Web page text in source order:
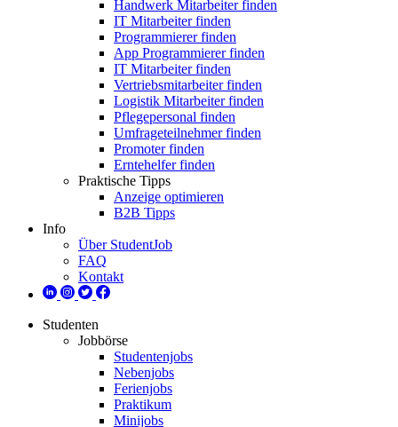
Handwerk Mitarbeiter finden
IT Mitarbeiter finden
Programmierer finden
App Programmierer finden
IT Mitarbeiter finden
Vertriebsmitarbeiter finden
Logistik Mitarbeiter finden
Pflegepersonal finden
Umfrageteilnehmer finden
Promoter finden
Erntehelfer finden
Praktische Tipps
Anzeige optimieren
B2B Tipps
Info
Über StudentJob
FAQ
Kontakt
Studenten
Jobbörse
Studentenjobs
Nebenjobs
Ferienjobs
Praktikum
Minijobs